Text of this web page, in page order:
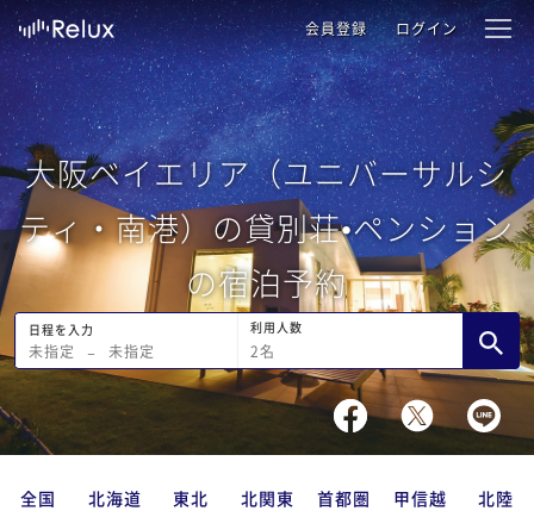
会員登録 ログイン
大阪ベイエリア（ユニバーサルシ
ティ・南港）の貸別荘•ペンション
の宿泊予約
日程を入力
未指定 − 未指定
利用人数
2名
全国 北海道 東北 北関東 首都圏 甲信越 北陸